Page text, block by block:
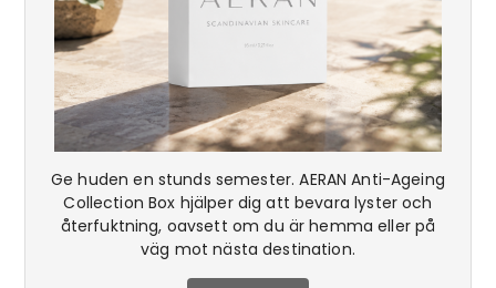
Ge huden en stunds semester. AERAN Anti-Ageing
Collection Box hjälper dig att bevara lyster och
återfuktning, oavsett om du är hemma eller på
väg mot nästa destination.